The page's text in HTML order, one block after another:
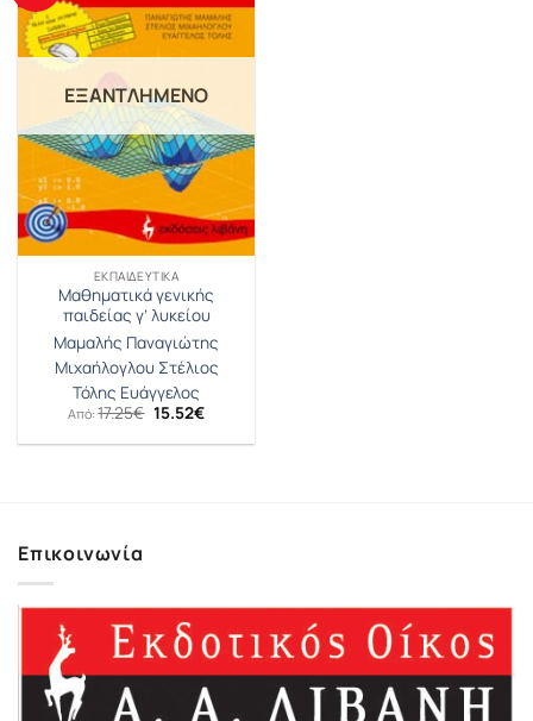
ΕΞΑΝΤΛΗΜΈΝΟ
ΕΚΠΑΙΔΕΥΤΙΚΆ
Μαθηματικά γενικής
παιδείας γ’ λυκείου
Μαμαλής Παναγιώτης
Μιχαήλογλου Στέλιος
Τόλης Ευάγγελος
Από:17.25€ Original
price
was:
15.52€Η
τιμή
Επικοινωνία